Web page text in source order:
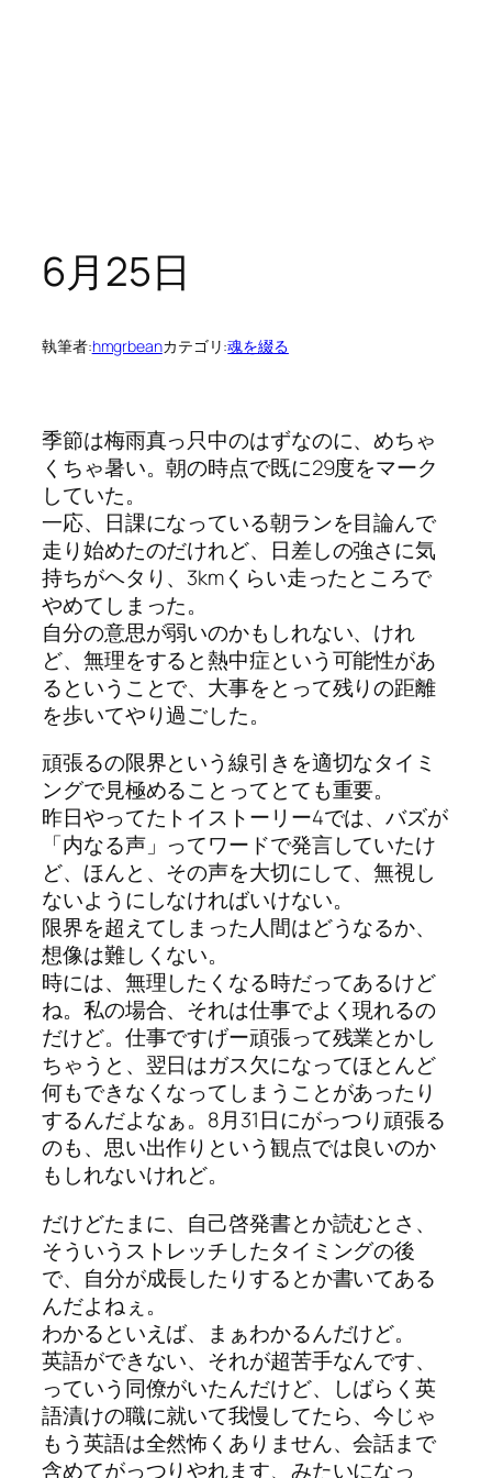
6月25日
執筆者:hmgrbeanカテゴリ:魂を綴る
季節は梅雨真っ只中のはずなのに、めちゃ
くちゃ暑い。朝の時点で既に29度をマーク
していた。
一応、日課になっている朝ランを目論んで
走り始めたのだけれど、日差しの強さに気
持ちがヘタり、3kmくらい走ったところで
やめてしまった。
自分の意思が弱いのかもしれない、けれ
ど、無理をすると熱中症という可能性があ
るということで、大事をとって残りの距離
を歩いてやり過ごした。
頑張るの限界という線引きを適切なタイミ
ングで見極めることってとても重要。
昨日やってたトイストーリー4では、バズが
「内なる声」ってワードで発言していたけ
ど、ほんと、その声を大切にして、無視し
ないようにしなければいけない。
限界を超えてしまった人間はどうなるか、
想像は難しくない。
時には、無理したくなる時だってあるけど
ね。私の場合、それは仕事でよく現れるの
だけど。仕事ですげー頑張って残業とかし
ちゃうと、翌日はガス欠になってほとんど
何もできなくなってしまうことがあったり
するんだよなぁ。8月31日にがっつり頑張る
のも、思い出作りという観点では良いのか
もしれないけれど。
だけどたまに、自己啓発書とか読むとさ、
そういうストレッチしたタイミングの後
で、自分が成長したりするとか書いてある
んだよねぇ。
わかるといえば、まぁわかるんだけど。
英語ができない、それが超苦手なんです、
っていう同僚がいたんだけど、しばらく英
語漬けの職に就いて我慢してたら、今じゃ
もう英語は全然怖くありません、会話まで
含めてがっつりやれます、みたいになっ